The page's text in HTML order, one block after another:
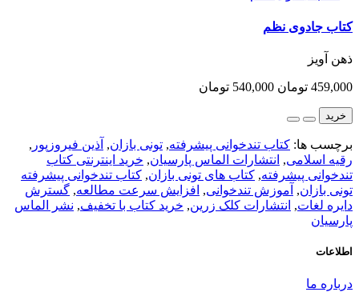
کتاب جادوی نظم
ذهن آویز
459,000 تومان 540,000 تومان
خرید
برچسب ها: کتاب تندخوانی پیشرفته, تونی بازان, آذین فیروزپور ,
رقیه اسلامی, انتشارات الماس پارسیان, خرید اینترنتی کتاب
تندخوانی پیشرفته, کتاب های تونی بازان, کتاب تندخوانی پیشرفته
تونی بازان, آموزش تندخوانی, افزایش سرعت مطالعه, گسترش
دایره لغات, انتشارات کلک زرین, خرید کتاب با تخفیف, نشر الماس
پارسیان
اطلاعات
درباره ما